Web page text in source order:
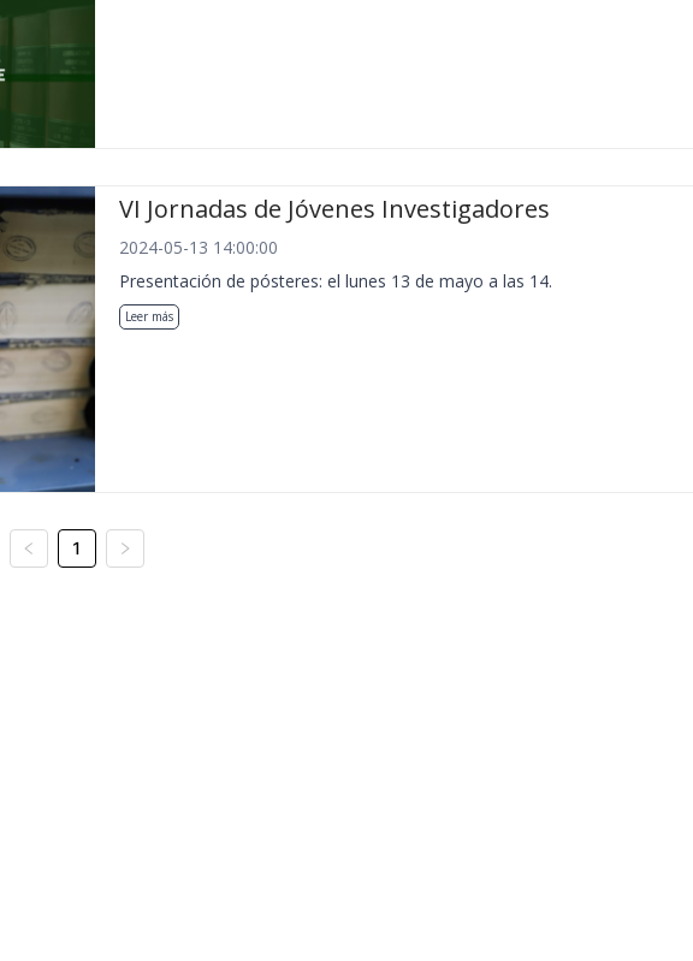
VI Jornadas de Jóvenes Investigadores
2024-05-13 14:00:00
Presentación de pósteres: el lunes 13 de mayo a las 14.
Leer más
1